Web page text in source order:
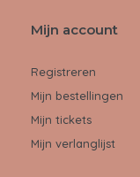
Mijn account
Registreren
Mijn bestellingen
Mijn tickets
Mijn verlanglijst